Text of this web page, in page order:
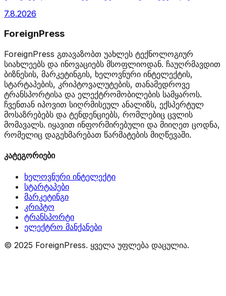
7.8.2026
ForeignPress
ForeignPress გთავაზობთ უახლეს ტექნოლოგიურ
სიახლეებს და ინოვაციებს მსოფლიოდან. ჩაუღრმავდით
ბიზნესის, მარკეტინგის, ხელოვნური ინტელექტის,
სტარტაპების, კრიპტოვალუტების, თანამედროვე
ტრანსპორტისა და ელექტრომობილების სამყაროს.
ჩვენთან იპოვით სიღრმისეულ ანალიზს, ექსპერტულ
მოსაზრებებს და ტენდენციებს, რომლებიც ცვლის
მომავალს. იყავით ინფორმირებული და მიიღეთ ცოდნა,
რომელიც დაგეხმარებათ წარმატების მიღწევაში.
კატეგორიები
ხელოვნური ინტელექტი
სტარტაპები
მარკეტინგი
კრიპტო
ტრანსპორტი
ელექტრო მანქანები
© 2025 ForeignPress. ყველა უფლება დაცულია.